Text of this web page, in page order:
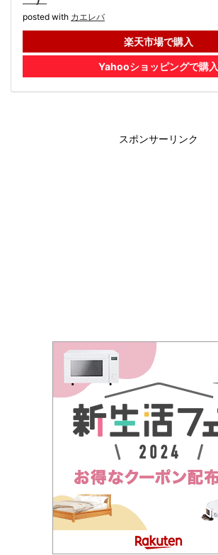
posted with カエレバ
楽天市場で購入
Yahooショッピングで購入
スポンサーリンク